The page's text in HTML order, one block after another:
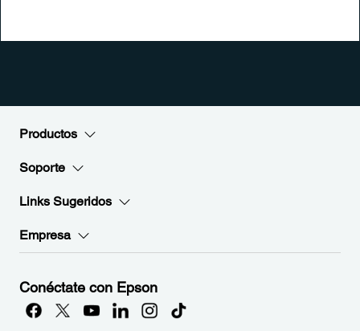
Productos
Soporte
Links Sugeridos
Empresa
Conéctate con Epson